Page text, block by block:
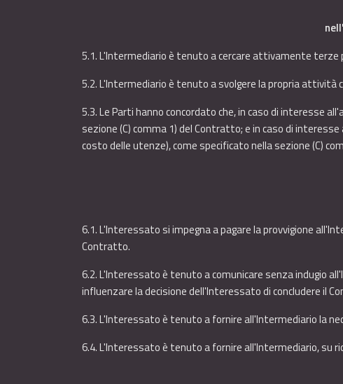
5.1. L'Intermediario è tenuto a cercare attivamente
5.2. L'Intermediario è tenuto a svolgere la propria attività
5.3. Le Parti hanno concordato che, in caso di interesse
sezione (C) comma 1) del Contratto; e in caso di
costo delle utenze), come specificato nella sezione (C)
6.1. L'Interessato si impegna a pagare la provvigione
Contratto.
6.2. L'Interessato è tenuto a comunicare senza indugio
influenzare la decisione dell'Interessato di concludere il
6.3. L'Interessato è tenuto a fornire all'Intermediario la
6.4. L'Interessato è tenuto a fornire all'Intermediario, su